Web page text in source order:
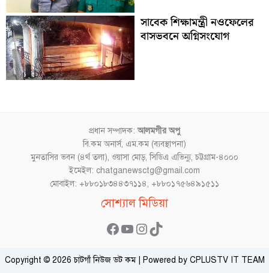
সাবেক শিক্ষামন্ত্রী নওফেলের
বাসভবনে অগ্নিসংযোগ
প্রধান সম্পাদক:আলমগীর অপু
বি.কম অনার্স, এম.কম (ব্যবস্থাপনা)
মুনতাসির ভবন (৪র্থ তলা), ওয়াসা মোড়, সিডিএ এভিন্যু, চট্টগ্রাম-৪০০০
ইমেইল: chatganewsctg@gmail.com
মোবাইল: +৮৮০১৮৩৪৪৩৭১১৪, +৮৮০১৭৫৬৪৯১৫১১
সোশ্যাল মিডিয়া
Facebook
YouTube
Instagram
TikTok
Copyright © 2026 চাটগাঁ নিউজ ডট কম | Powered by CPLUSTV IT TEAM